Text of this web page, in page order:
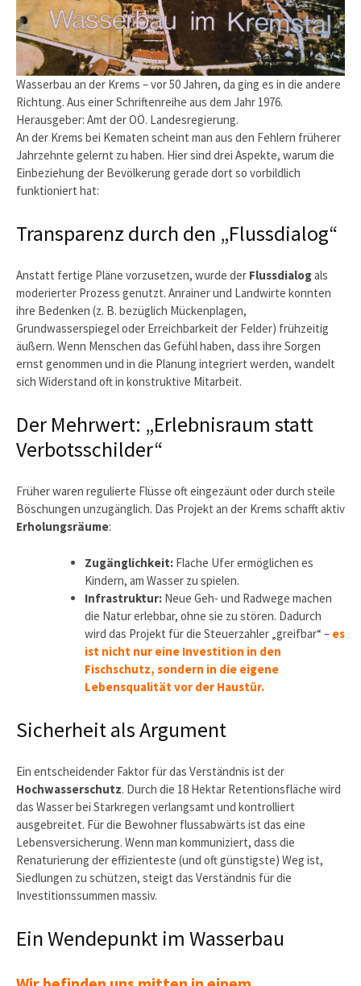
Wasserbau an der Krems – vor 50 Jahren, da ging es in die andere
Richtung. Aus einer Schriftenreihe aus dem Jahr 1976.
Herausgeber: Amt der OÖ. Landesregierung.
An der Krems bei Kematen scheint man aus den Fehlern früherer
Jahrzehnte gelernt zu haben. Hier sind drei Aspekte, warum die
Einbeziehung der Bevölkerung gerade dort so vorbildlich
funktioniert hat:
Transparenz durch den „Flussdialog“
Anstatt fertige Pläne vorzusetzen, wurde der Flussdialogals
moderierter Prozess genutzt. Anrainer und Landwirte konnten
ihre Bedenken (z. B. bezüglich Mückenplagen,
Grundwasserspiegel oder Erreichbarkeit der Felder) frühzeitig
äußern. Wenn Menschen das Gefühl haben, dass ihre Sorgen
ernst genommen und in die Planung integriert werden, wandelt
sich Widerstand oft in konstruktive Mitarbeit.
Der Mehrwert: „Erlebnisraum statt
Verbotsschilder“
Früher waren regulierte Flüsse oft eingezäunt oder durch steile
Böschungen unzugänglich. Das Projekt an der Krems schafft aktiv
Erholungsräume:
Zugänglichkeit: Flache Ufer ermöglichen es
Kindern, am Wasser zu spielen.
Infrastruktur: Neue Geh- und Radwege machen
die Natur erlebbar, ohne sie zu stören. Dadurch
wird das Projekt für die Steuerzahler „greifbar“ – es
ist nicht nur eine Investition in den
Fischschutz, sondern in die eigene
Lebensqualität vor der Haustür.
Sicherheit als Argument
Ein entscheidender Faktor für das Verständnis ist der
Hochwasserschutz. Durch die 18 Hektar Retentionsfläche wird
das Wasser bei Starkregen verlangsamt und kontrolliert
ausgebreitet. Für die Bewohner flussabwärts ist das eine
Lebensversicherung. Wenn man kommuniziert, dass die
Renaturierung der effizienteste (und oft günstigste) Weg ist,
Siedlungen zu schützen, steigt das Verständnis für die
Investitionssummen massiv.
Ein Wendepunkt im Wasserbau